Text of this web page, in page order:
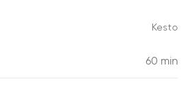
Kesto
60 min